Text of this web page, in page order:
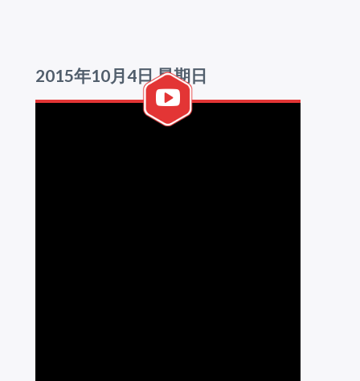
2015年10月4日 星期日